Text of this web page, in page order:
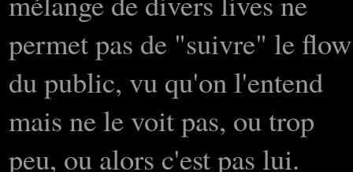
permet pas de "suivre" le flow
du public, vu qu'on l'entend
mais ne le voit pas, ou trop
peu, ou alors c'est pas lui.